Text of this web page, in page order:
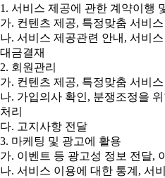
1. 서비스 제공에 관한 계약이행
가. 컨텐츠 제공, 특정맞춤 서비
나. 서비스 제공관련 안내, 서비
대금결재
2. 회원관리
가. 컨텐츠 제공, 특정맞춤 서비
나. 가입의사 확인, 분쟁조정을
처리
다. 고지사항 전달
3. 마케팅 및 광고에 활용
가. 이벤트 등 광고성 정보 전달,
나. 서비스 이용에 대한 통계, 서